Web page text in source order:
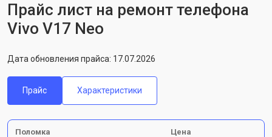
Прайс лист на ремонт телефона
Vivo V17 Neo
Дата обновления прайса: 17.07.2026
Прайс Характеристики
Поломка Цена